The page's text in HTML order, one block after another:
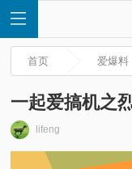
首页 爱爆料
一起爱搞机之
lifeng